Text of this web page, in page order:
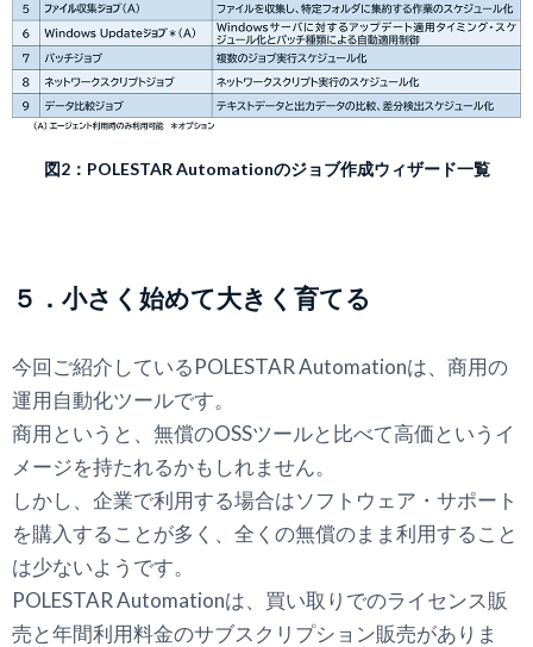
図2：POLESTAR Automationのジョブ作成ウィザード一覧
５．小さく始めて大きく育てる
今回ご紹介しているPOLESTAR Automationは、商用の
運用自動化ツールです。
商用というと、無償のOSSツールと比べて高価というイ
メージを持たれるかもしれません。
しかし、企業で利用する場合はソフトウェア・サポート
を購入することが多く、全くの無償のまま利用すること
は少ないようです。
POLESTAR Automationは、買い取りでのライセンス販
売と年間利用料金のサブスクリプション販売がありま